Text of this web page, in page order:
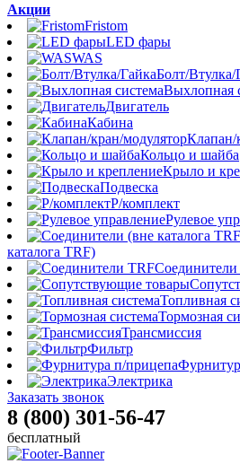
Акции
Fristom
LED фары
WAS
Болт/Втулка/
Выхлопная
Двигатель
Кабина
Клапан/
Кольцо и шайба
Крыло и
Подвеска
Р/комплект
Рулевое
каталога TRF)
Топливная
Тормозная
Трансмиссия
Фильтр
Электрика
Заказать звонок
8 (800) 301-56-47
бесплатный